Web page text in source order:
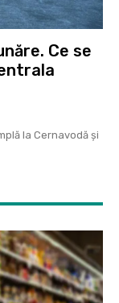
Ce se
la Cernavodă și